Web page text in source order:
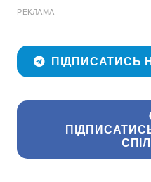
РЕКЛАМА
ПІДПИСАТИСЬ